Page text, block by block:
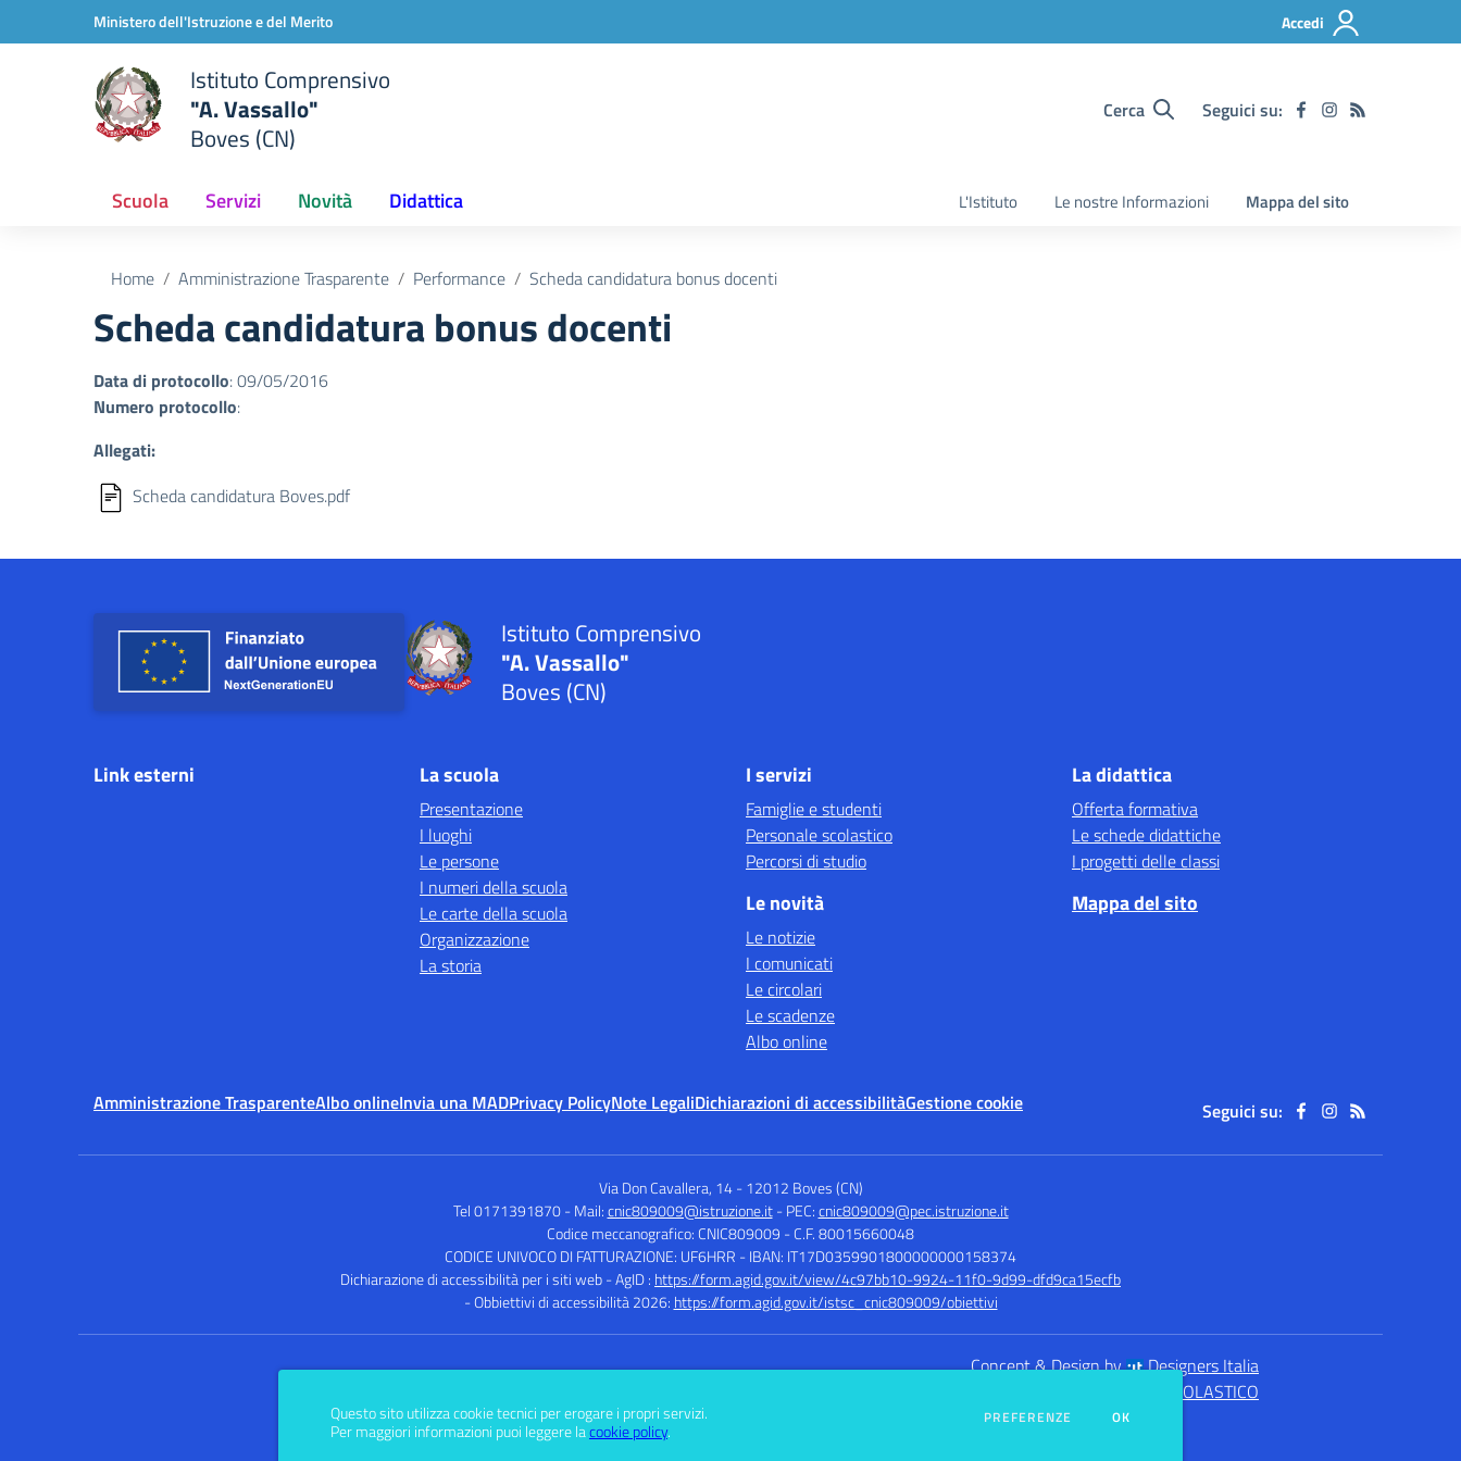
Vai ai contenuti
Vai al menu di navigazioneMinistero dell'Istruzione e del Merito Accedi
Istituto Comprensivo
"A. Vassallo"
Boves (CN)
Cerca Seguici su:
Scuola Servizi Novità Didattica L'Istituto Le nostre Informazioni Mappa del sito
Home Amministrazione Trasparente Performance Scheda candidatura bonus docenti
Scheda candidatura bonus docenti
Data di protocollo: 09/05/2016
Numero protocollo:
Allegati:
Scheda candidatura Boves.pdf
Istituto Comprensivo
"A. Vassallo"
Boves (CN)
Link esterni La scuola
Presentazione
I luoghi
Le persone
I numeri della scuola
Le carte della scuola
Organizzazione
La storia
I servizi
Famiglie e studenti
Personale scolastico
Percorsi di studio
Le novità
Le notizie
I comunicati
Le circolari
Le scadenze
Albo online
La didattica
Offerta formativa
Le schede didattiche
I progetti delle classi
Mappa del sito
Amministrazione TrasparenteAlbo onlineInvia una MADPrivacy PolicyNote LegaliDichiarazioni di accessibilitàGestione cookie Seguici su:
Via Don Cavallera, 14 -12012 Boves (CN)
Tel 0171391870 - Mail:cnic809009@istruzione.it - PEC:cnic809009@pec.istruzione.it
Codice meccanografico: CNIC809009 - C.F. 80015660048
CODICE UNIVOCO DI FATTURAZIONE: UF6HRR - IBAN: IT17D0359901800000000158374
Dichiarazione di accessibilità per i siti web - AgID : https://form.agid.gov.it/view/4c97bb10-9924-11f0-9d99-dfd9ca15ecfb
- Obbiettivi di accessibilità 2026: https://form.agid.gov.it/istsc_cnic809009/obiettivi
Concept & Design by
Designers Italia
SCUOLASTICO
Questo sito utilizza cookie tecnici per erogare i propri servizi.
Per maggiori informazioni puoi leggere lacookie policy.
PREFERENZE DEI COOKIE
OK